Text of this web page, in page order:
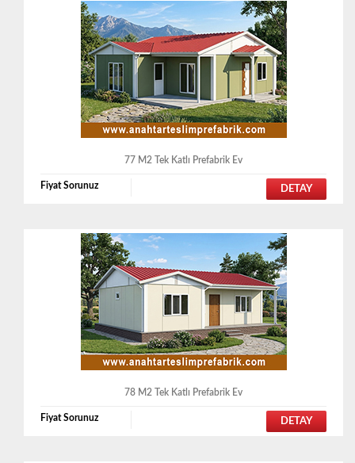
77 M2 Tek Katlı Prefabrik Ev
Fiyat Sorunuz DETAY
78 M2 Tek Katlı Prefabrik Ev
Fiyat Sorunuz DETAY